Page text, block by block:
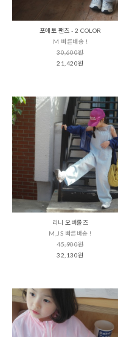
포에토 팬츠 - 2 COLOR
M 빠른배송 !
30,600원
21,420원
리니 오버롤즈
M,JS 빠른배송 !
45,900원
32,130원